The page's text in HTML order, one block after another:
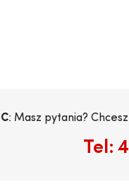
: Masz pytania?
Tel: